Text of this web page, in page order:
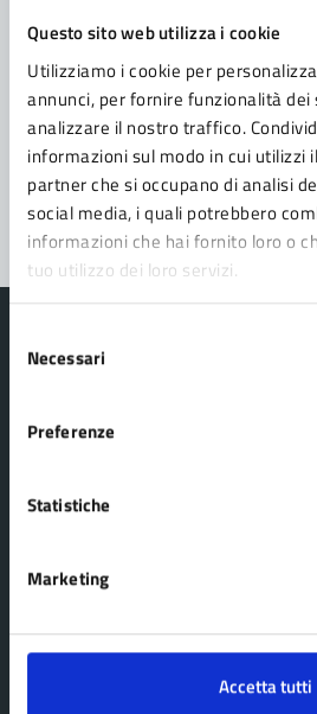
Questo sito web utilizza i cookie
Utilizziamo i cookie per
annunci, per fornire funzionalità dei
analizzare il nostro traffico.
informazioni sul modo in cui utilizzi
partner che si occupano di analisi
social media, i quali potrebbero
informazioni che hai fornito loro o
tuo utilizzo dei loro servizi.
delNecessari
Preferenze
Statistiche
Marketing
Accetta tutti
Richiedi assistenza
Prenota appuntamento
Problemi in città
Segnala disservizio
Comune Lama Mocogno
AMMINISTRAZIONE
Aree amministrative
Enti e fondazioni